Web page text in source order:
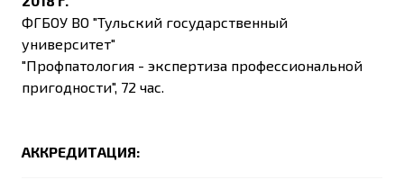
ФГБОУ ВО "Тульский государственный
университет"
"Профпатология - экспертиза профессиональной
пригодности", 72 час.
АККРЕДИТАЦИЯ: